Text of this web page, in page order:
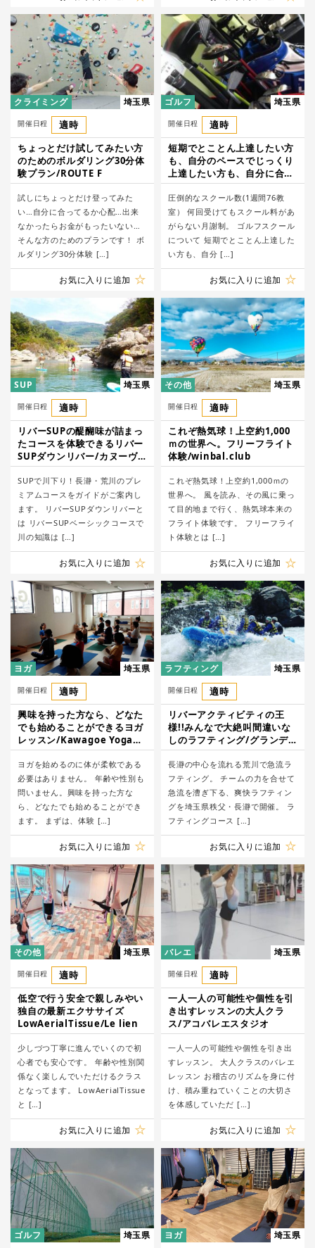
クライミング 埼玉県
開催日程
適時
ちょっとだけ試してみたい方
のためのボルダリング30分体
験プラン/ROUTE F
試しにちょっとだけ登ってみた
い…自分に合ってるか心配…出来
なかったらお金がもったいない…
そんな方のためのプランです！ ボ
ルダリング30分体験 […]
お気に入りに追加
ゴルフ 埼玉県
開催日程
適時
短期でとことん上達したい方
も、自分のペースでじっくり
上達したい方も、自分に合っ
たペースでゴルフレッスン/
岩槻オルゴゴルフガーデン
圧倒的なスクール数(1週間76教
室） 何回受けてもスクール料があ
がらない月謝制。 ゴルフスクール
について 短期でとことん上達した
い方も、自分 […]
お気に入りに追加
SUP 埼玉県
開催日程
適時
リバーSUPの醍醐味が詰まっ
たコースを体験できるリバー
SUPダウンリバー/カヌーヴ
ィレッジ長瀞
SUPで川下り！長瀞・荒川のプレ
ミアムコースをガイドがご案内し
ます。 リバーSUPダウンリバーと
は リバーSUPベーシックコースで
川の知識は […]
お気に入りに追加
その他 埼玉県
開催日程
適時
これぞ熱気球！上空約1,000
ｍの世界へ。フリーフライト
体験/winbal.club
これぞ熱気球！上空約1,000ｍの
世界へ。 ​風を読み、その風に乗っ
て目的地まで行く、熱気球本来の
フライト体験です。 フリーフライ
ト体験とは […]
お気に入りに追加
ヨガ 埼玉県
開催日程
適時
興味を持った方なら、どなた
でも始めることができるヨガ
レッスン/Kawagoe Yoga
Studio
ヨガを始めるのに体が柔軟である
必要はありません。 年齢や性別も
問いません。興味を持った方な
ら、どなたでも始めることができ
ます。 まずは、体験 […]
お気に入りに追加
ラフティング 埼玉県
開催日程
適時
リバーアクティビティの王
様!!みんなで大絶叫間違いな
しのラフティング/グランデ
ックス長瀞ベース
長瀞の中心を流れる荒川で急流ラ
フティング。 チームの力を合せて
急流を漕ぎ下る、爽快ラフティン
グを埼玉県秩父・長瀞で開催。 ラ
フティングコース […]
お気に入りに追加
その他 埼玉県
開催日程
適時
低空で行う安全で親しみやい
独自の最新エクササイズ
LowAerialTissue/Le lien
少しづつ丁寧に進んでいくので初
心者でも安心です。 年齢や性別関
係なく楽しんでいただけるクラス
となってます。 LowAerialTissue
と […]
お気に入りに追加
バレエ 埼玉県
開催日程
適時
一人一人の可能性や個性を引
き出すレッスンの大人クラ
ス/アコバレエスタジオ
一人一人の可能性や個性を引き出
すレッスン。 大人クラスのバレエ
レッスン お稽古のリズムを身に付
け、積み重ねていくことの大切さ
を体感していただ […]
お気に入りに追加
ゴルフ 埼玉県 ヨガ 埼玉県